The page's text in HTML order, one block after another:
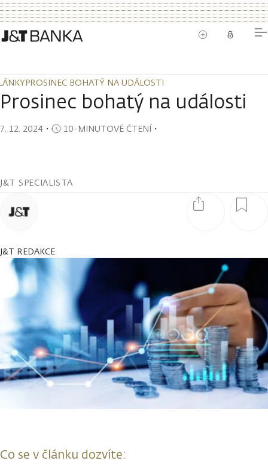
PROSINEC BOHATÝ NA UDÁLOSTI
PROSINEC BOHATÝ NA UDÁLOSTI
Prosinec bohatý na události
7. 12. 2024 ・ 10-MINUTOVÉ ČTENÍ・
J&T SPECIALISTA
J&T REDAKCE
Co se v článku dozvíte: